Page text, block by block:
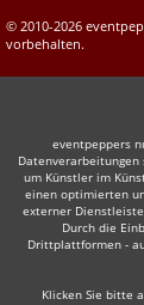
© 2010-2026
vorbehalten.
eventpeppers
um Künstler im
einen optimierten
externer
Durch die
Drittplattformen -
Klicken Sie bitte